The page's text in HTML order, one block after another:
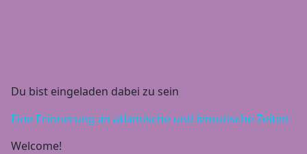
Du bist eingeladen dabei zu sein
Eine Erinnerung an atlantische und lemurische Zeiten
Welcome!